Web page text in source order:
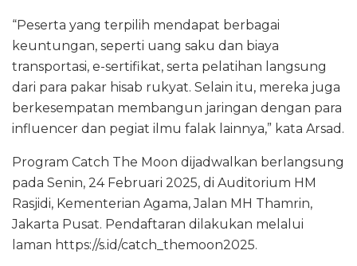
“Peserta yang terpilih mendapat berbagai
keuntungan, seperti uang saku dan biaya
transportasi, e-sertifikat, serta pelatihan langsung
dari para pakar hisab rukyat. Selain itu, mereka juga
berkesempatan membangun jaringan dengan para
influencer dan pegiat ilmu falak lainnya,” kata Arsad.
Program Catch The Moon dijadwalkan berlangsung
pada Senin, 24 Februari 2025, di Auditorium HM
Rasjidi, Kementerian Agama, Jalan MH Thamrin,
Jakarta Pusat. Pendaftaran dilakukan melalui
laman https://s.id/catch_themoon2025.